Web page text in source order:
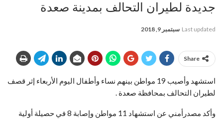
جديدة لطيران التحالف بمدينة صعدة
Last updated سبتمبر 9, 2018
Share
استشهد وأصيب 19 مواطن بينهم نساء وأطفال اليوم الأربعاء إثر قصف
لطيران التحالف بمحافظة صعدة .
وأكد مصدرأمني عن استشهاد 11 مواطن وإصابة 8 في حصيلة أولية